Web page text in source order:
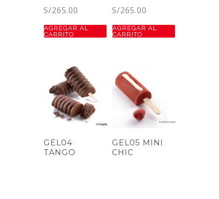
S/265.00
AGREGAR AL
CARRITO
S/265.00
AGREGAR AL
CARRITO
GEL04
TANGO
GEL05 MINI
CHIC